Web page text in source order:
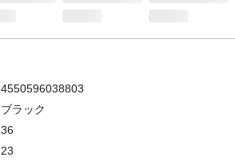
4550596038803
ブラック
36
23